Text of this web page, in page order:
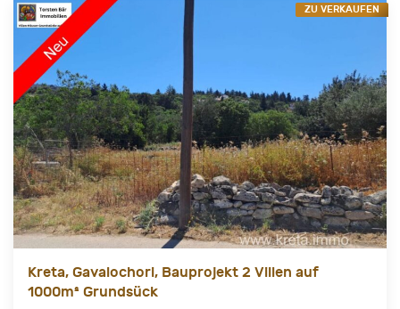
Kreta, Gavalochori, Bauprojekt 2 Villen auf
1000m² Grundsück
ZU VERKAUFEN